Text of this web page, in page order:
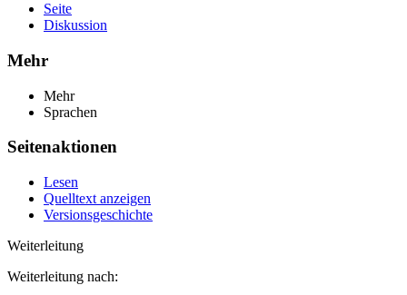
Seite
Diskussion
Mehr
Mehr
Sprachen
Seitenaktionen
Lesen
Quelltext anzeigen
Versionsgeschichte
Weiterleitung
Weiterleitung nach: